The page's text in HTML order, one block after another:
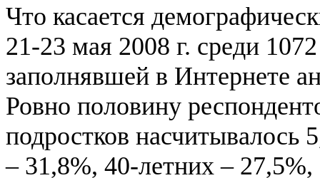
Что касается
21-23 мая 2008 г. среди
заполнявшей в Интернете
Ровно половину
подростков насчитывалось
– 31,8%, 40-летних –